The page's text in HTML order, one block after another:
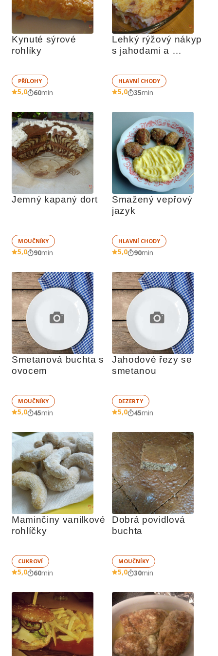
Kynuté sýrové
rohlíky
PŘÍLOHY
5,0 60min
Lehký rýžový nákyp
s jahodami a
HLAVNÍ CHODY
5,0 35min
Jemný kapaný dort
MOUČNÍKY
5,0 90min
Smažený vepřový
jazyk
HLAVNÍ CHODY
5,0 90min
Smetanová buchta s
ovocem
MOUČNÍKY
5,0 45min
Jahodové řezy se
smetanou
DEZERTY
5,0 45min
Maminčiny vanilkové
rohlíčky
CUKROVÍ
5,0 60min
Dobrá povidlová
buchta
MOUČNÍKY
5,0 30min